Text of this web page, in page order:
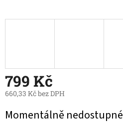
799 Kč
660,33 Kč bez DPH
cena:
Momentálně nedostupné